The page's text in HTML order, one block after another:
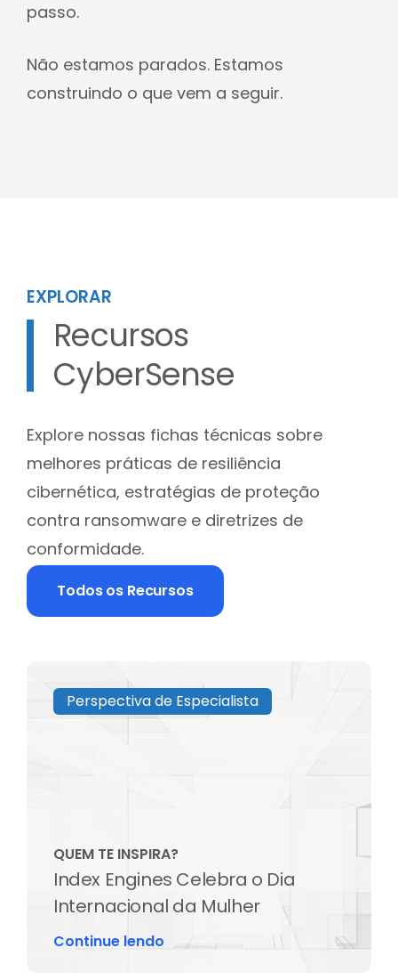
passo.
Não estamos parados. Estamos
construindo o que vem a seguir.
EXPLORAR
Recursos
CyberSense
Explore nossas fichas técnicas sobre
melhores práticas de resiliência
cibernética, estratégias de proteção
contra ransomware e diretrizes de
conformidade.
Todos os Recursos
Perspectiva de Especialista
QUEM TE INSPIRA?
Index Engines Celebra o Dia
Internacional da Mulher
Continue lendo